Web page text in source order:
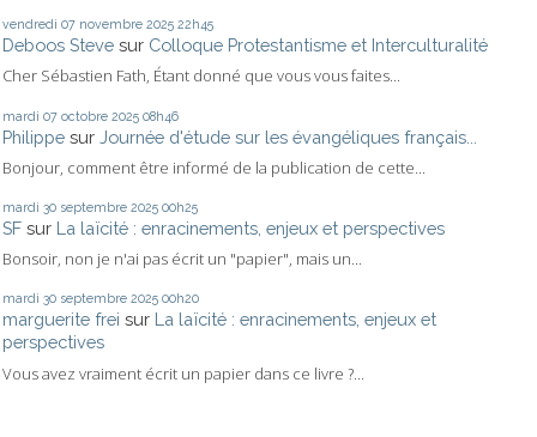
vendredi 07 novembre 2025 22h45
Deboos Steve sur Colloque Protestantisme et Interculturalité
Cher Sébastien Fath, Étant donné que vous vous faites...
mardi 07 octobre 2025 08h46
Philippe sur Journée d'étude sur les évangéliques français...
Bonjour, comment être informé de la publication de cette...
mardi 30 septembre 2025 00h25
SF sur La laïcité : enracinements, enjeux et perspectives
Bonsoir, non je n'ai pas écrit un "papier", mais un...
mardi 30 septembre 2025 00h20
marguerite frei sur La laïcité : enracinements, enjeux et
perspectives
Vous avez vraiment écrit un papier dans ce livre ?...